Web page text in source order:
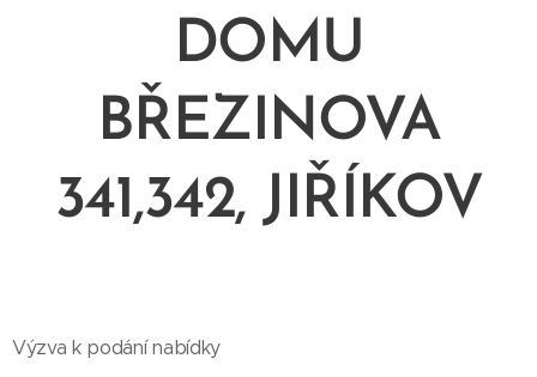
DOMU
BŘEZINOVA
341,342, JIŘÍKOV
Výzva k podání nabídky